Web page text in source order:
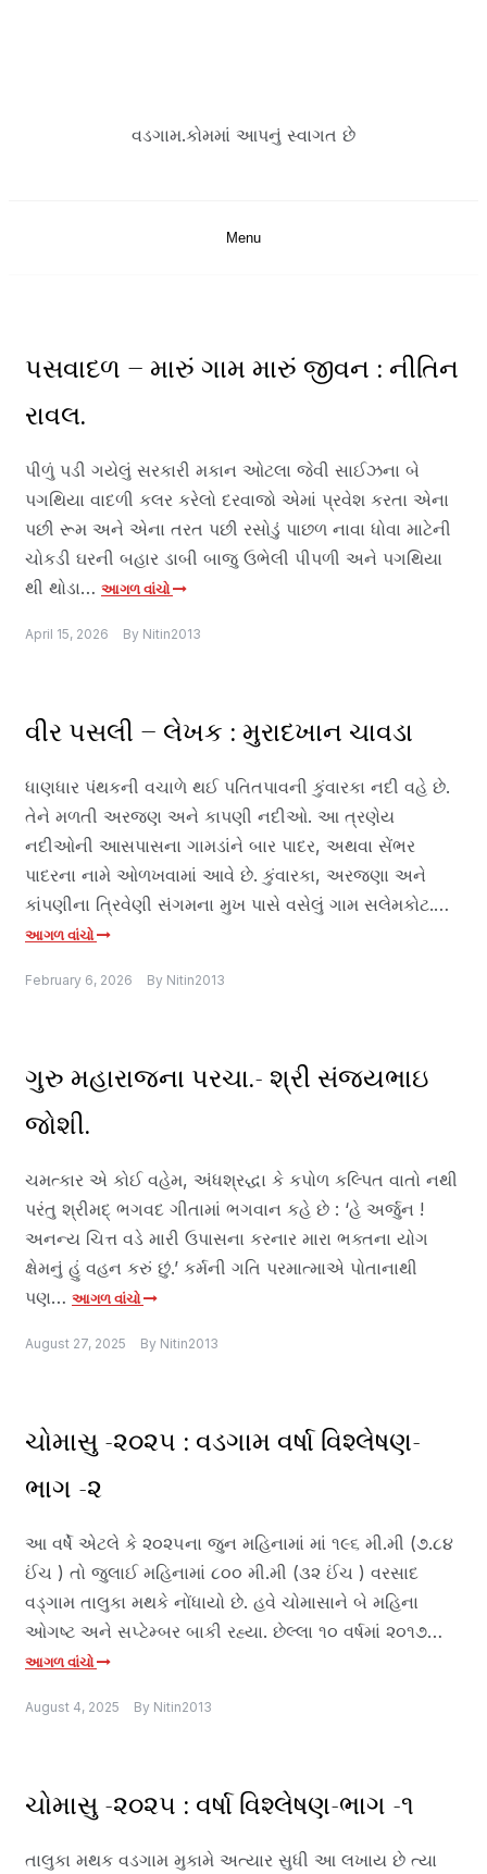
વડગામ.કોમમાં આપનું સ્વાગત છે
Menu
પસવાદળ – મારું ગામ મારું જીવન : નીતિન
રાવલ.
પીળું પડી ગયેલું સરકારી મકાન ઓટલા જેવી સાઈઝના બે
પગથિયા વાદળી કલર કરેલો દરવાજો એમાં પ્રવેશ કરતા એના
પછી રૂમ અને એના તરત પછી રસોડું પાછળ નાવા ધોવા માટેની
ચોકડી ઘરની બહાર ડાબી બાજુ ઉભેલી પીપળી અને પગથિયા
થી થોડા… આગળ વાંચો
April 15, 2026 By Nitin2013
વીર પસલી – લેખક : મુરાદખાન ચાવડા
ધાણધાર પંથકની વચાળે થઈ પતિતપાવની કુંવારકા નદી વહે છે.
તેને મળતી અરજણ અને કાપણી નદીઓ. આ ત્રણેય
નદીઓની આસપાસના ગામડાંને બાર પાદર, અથવા સેંભર
પાદરના નામે ઓળખવામાં આવે છે. કુંવારકા, અરજણા અને
કાંપણીના ત્રિવેણી સંગમના મુખ પાસે વસેલું ગામ સલેમકોટ.…
આગળ વાંચો
February 6, 2026 By Nitin2013
ગુરુ મહારાજના પરચા.- શ્રી સંજયભાઇ
જોશી.
ચમત્કાર એ કોઈ વહેમ, અંધશ્રદ્ધા કે કપોળ કલ્પિત વાતો નથી
પરંતુ શ્રીમદ્ ભગવદ ગીતામાં ભગવાન કહે છે : ‘હે અર્જુન !
અનન્ય ચિત્ત વડે મારી ઉપાસના કરનાર મારા ભક્તના યોગ
ક્ષેમનું હું વહન કરું છું.’ કર્મની ગતિ પરમાત્માએ પોતાનાથી
પણ… આગળ વાંચો
August 27, 2025 By Nitin2013
ચોમાસુ -૨૦૨૫ : વડગામ વર્ષા વિશ્લેષણ-
ભાગ -૨
આ વર્ષે એટલે કે ૨૦૨૫ના જુન મહિનામાં માં ૧૯૬ મી.મી (૭.૮૪
ઈંચ ) તો જુલાઈ મહિનામાં ૮૦૦ મી.મી (૩૨ ઈંચ ) વરસાદ
વડ્ગામ તાલુકા મથકે નોંધાયો છે. હવે ચોમાસાને બે મહિના
ઓગષ્ટ અને સપ્ટેમ્બર બાકી રહ્યા. છેલ્લા ૧૦ વર્ષમાં ૨૦૧૭…
આગળ વાંચો
August 4, 2025 By Nitin2013
ચોમાસુ -૨૦૨૫ : વર્ષા વિશ્લેષણ-ભાગ -૧
તાલુકા મથક વડગામ મુકામે અત્યાર સુધી આ લખાય છે ત્યા